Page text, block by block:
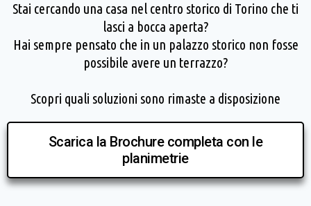
Stai cercando una casa nel centro storico di Torino che ti
lasci a bocca aperta?
Hai sempre pensato che in un palazzo storico non fosse
possibile avere un terrazzo?
Scopri quali soluzioni sono rimaste a disposizione
Scarica la Brochure completa con le
planimetrie